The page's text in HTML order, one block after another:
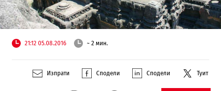
21:12 05.08.2016 ~ 2 мин.
Изпрати Сподели Сподели Туит